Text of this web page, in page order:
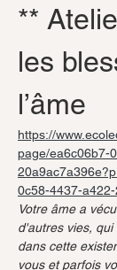
**
les
l’âme
https://
page/ea6c06b7-
0c58-4437-
Votre âme a
d'autres vies,
dans cette
vous et parfois